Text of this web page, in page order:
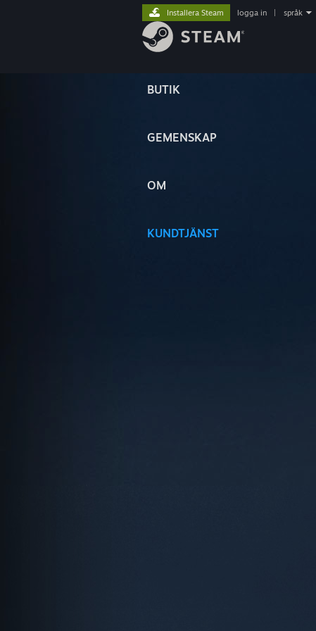
BUTIK
GEMENSKAP
OM
KUNDTJÄNST
Installera Steam logga in språk